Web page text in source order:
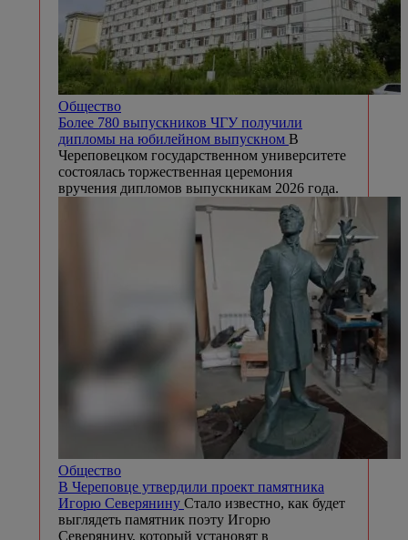
Общество
Более 780 выпускников ЧГУ получили
дипломы на юбилейном выпускном В
Череповецком государственном университете
состоялась торжественная церемония
вручения дипломов выпускникам 2026 года.
Общество
В Череповце утвердили проект памятника
Игорю Северянину Стало известно, как будет
выглядеть памятник поэту Игорю
Северянину, который установят в